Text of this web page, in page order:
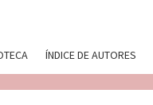
ÍNDICE DE AUTORES